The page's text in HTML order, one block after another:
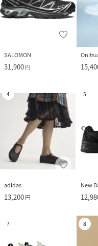
SALOMON
31,900円
4
adidas
13,200円
5
New
7 8